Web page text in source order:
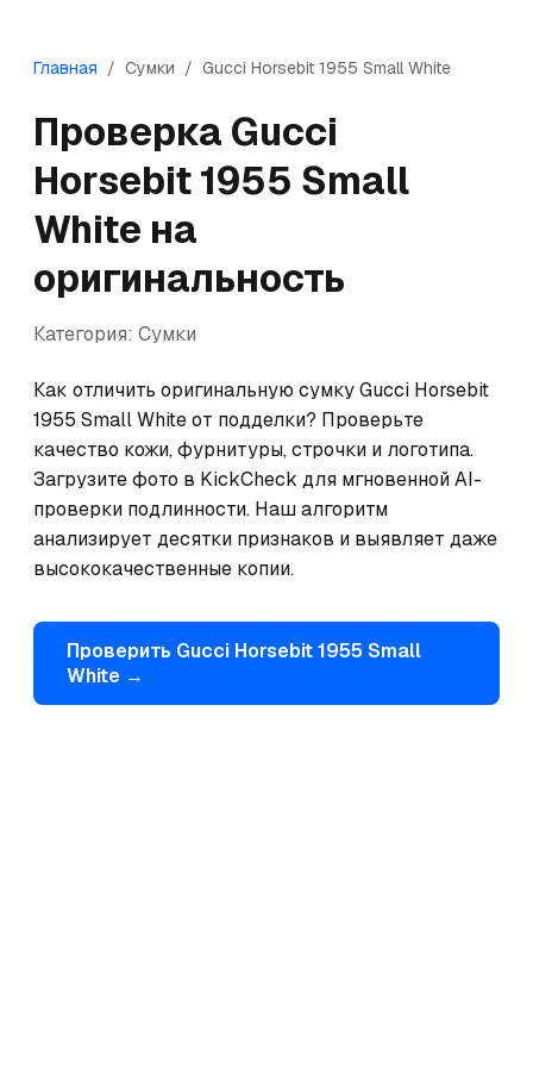
Главная / Сумки / Gucci Horsebit 1955 Small White
Проверка Gucci
Horsebit 1955 Small
White на
оригинальность
Категория: Сумки
Как отличить оригинальную сумку Gucci Horsebit
1955 Small White от подделки? Проверьте
качество кожи, фурнитуры, строчки и логотипа.
Загрузите фото в KickCheck для мгновенной AI-
проверки подлинности. Наш алгоритм
анализирует десятки признаков и выявляет даже
высококачественные копии.
Проверить Gucci Horsebit 1955 Small
White →